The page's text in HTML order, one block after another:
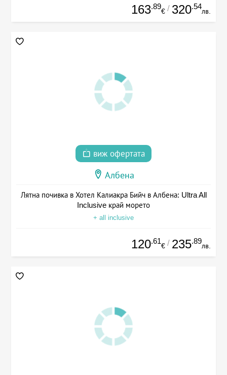
163.89
€ / 320.54
лв.
виж офертата
Албена
Лятна почивка в Хотел Калиакра Бийч в Албена: Ultra All
Inclusive край морето
+ all inclusive
120.61
€ / 235.89
лв.